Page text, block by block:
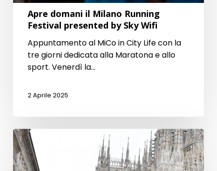
WifiApre domani il Milano Running
Festival presented by Sky Wifi
Appuntamento al MiCo in City Life con la
tre giorni dedicata alla Maratona e allo
sport. Venerdì la…
2 Aprile 2025
Perché
hai
bisogno